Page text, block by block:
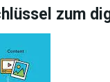
zum